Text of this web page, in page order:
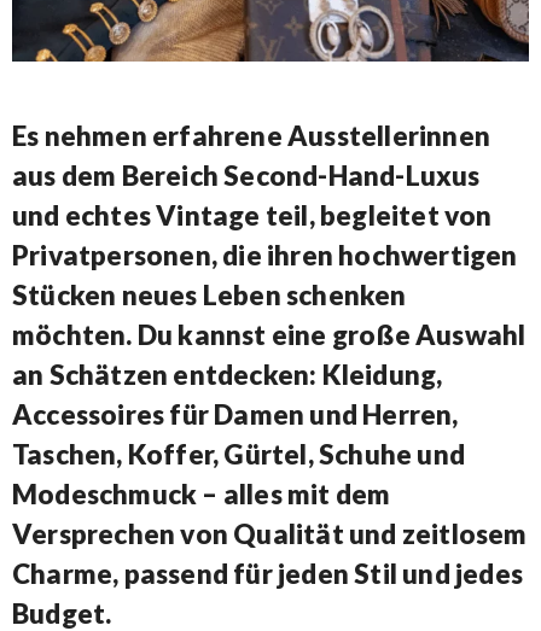
Es nehmen erfahrene Ausstellerinnen
aus dem Bereich Second-Hand-Luxus
und echtes Vintage teil, begleitet von
Privatpersonen, die ihren hochwertigen
Stücken neues Leben schenken
möchten. Du kannst eine große Auswahl
an Schätzen entdecken: Kleidung,
Accessoires für Damen und Herren,
Taschen, Koffer, Gürtel, Schuhe und
Modeschmuck – alles mit dem
Versprechen von Qualität und zeitlosem
Charme, passend für jeden Stil und jedes
Budget.